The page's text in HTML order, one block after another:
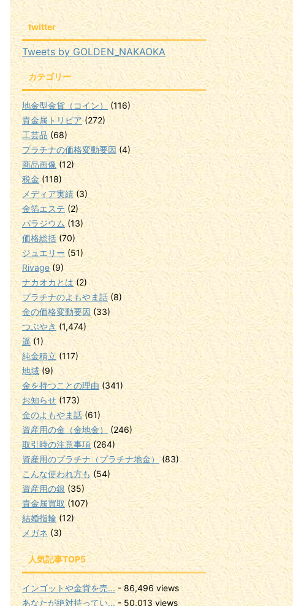
twitter
Tweets by GOLDEN_NAKAOKA
カテゴリー
地金型金貨（コイン）
(116)
貴金属トリビア(272)
工芸品 (68)
プラチナの価格変動要因 (4)
商品画像 (12)
税金 (118)
メディア実績 (3)
金箔エステ (2)
パラジウム (13)
価格総括 (70)
ジュエリー (51)
Rivage (9)
ナカオカとは(2)
プラチナのよもやま話 (8)
金の価格変動要因 (33)
つぶやき (1,474)
遥 (1)
純金積立 (117)
地域 (9)
金を持つことの理由 (341)
お知らせ (173)
金のよもやま話(61)
資産用の金（金地金）
(246)
取引時の注意事項 (264)
資産用のプラチナ（プラチナ地金）
(83)
こんな使われ方も (54)
資産用の銀 (35)
貴金属買取 (107)
結婚指輪 (12)
メガネ (3)
人気記事TOP5
インゴットや金貨を売... - 86,496 views
あなたが絶対持ってい... - 50,013 views